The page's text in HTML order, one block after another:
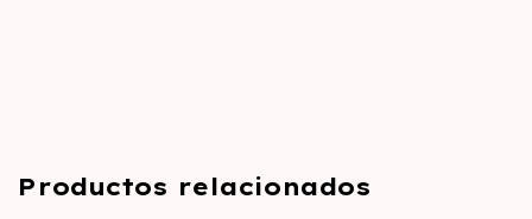
Productos relacionados